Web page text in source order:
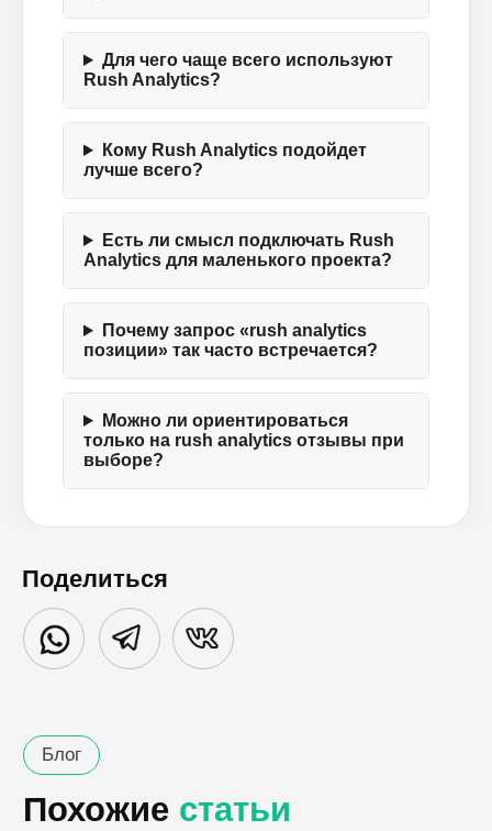
Для чего чаще всего используют
Rush Analytics?
Кому Rush Analytics подойдет
лучше всего?
Есть ли смысл подключать Rush
Analytics для маленького проекта?
Почему запрос «rush analytics
позиции» так часто встречается?
Можно ли ориентироваться
только на rush analytics отзывы при
выборе?
Поделиться